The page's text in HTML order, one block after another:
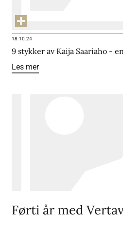
18.10.24
9 stykker av Kaija Saariaho -
Les mer
Førti år med